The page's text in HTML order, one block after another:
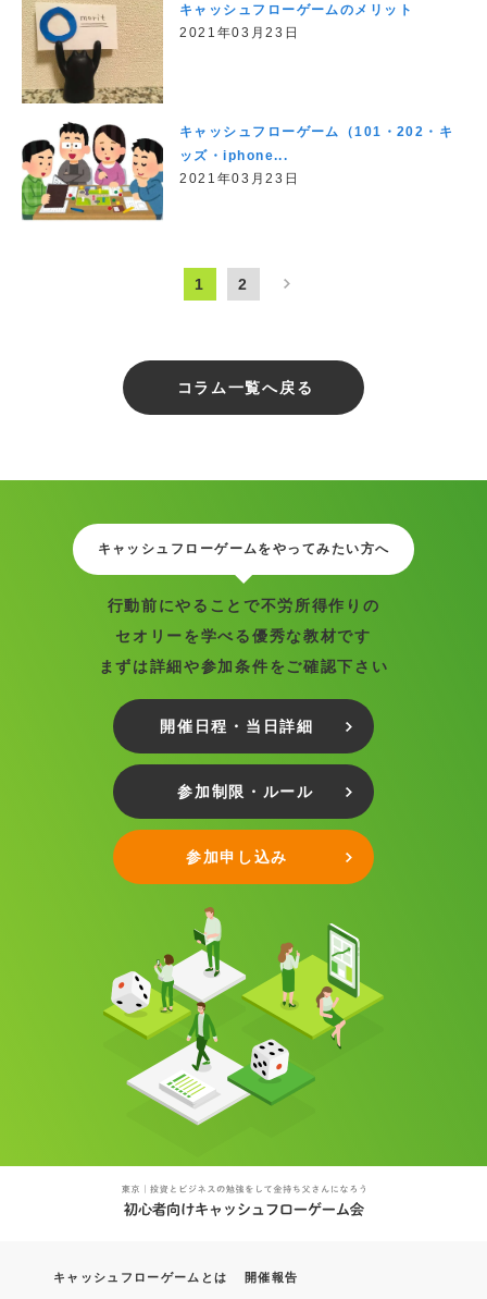
キャッシュフローゲームのメリット
2021年03月23日
キャッシュフローゲーム（101・202・キ
ッズ・iphone...
2021年03月23日
1 2
コラム一覧へ戻る
キャッシュフローゲームをやってみたい方へ
行動前にやることで不労所得作りの
セオリーを学べる優秀な教材です
まずは詳細や参加条件をご確認下さい
開催日程・当日詳細
参加制限・ルール
参加申し込み
キャッシュフローゲームとは 開催報告